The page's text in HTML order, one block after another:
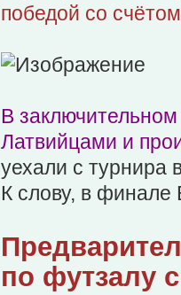
победой со
В
Латвийцами и
уехали с турнира
К слову, в финале
по футзалу